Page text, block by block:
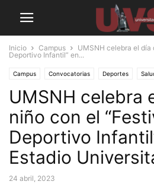
Inicio Campus
UMSNH celebra el día
Deportivo Infantil” en...
Campus Convocatorias Deportes
UMSNH celebra
niño con el
Deportivo
Estadio
24 abril, 2023